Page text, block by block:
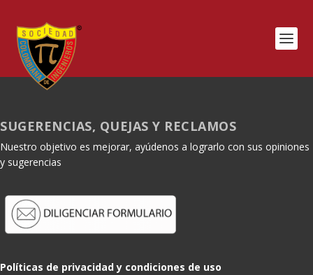
SUGERENCIAS, QUEJAS Y RECLAMOS
Nuestro objetivo es mejorar, ayúdenos a lograrlo con sus opiniones
y sugerencias
Políticas de privacidad y condiciones de uso